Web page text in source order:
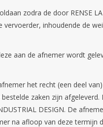
zodra de door RENSE
inhoudende de
aan de afnemer wordt
het recht (een deel
zaken zijn
DESIGN. De
na afloop van deze termijn